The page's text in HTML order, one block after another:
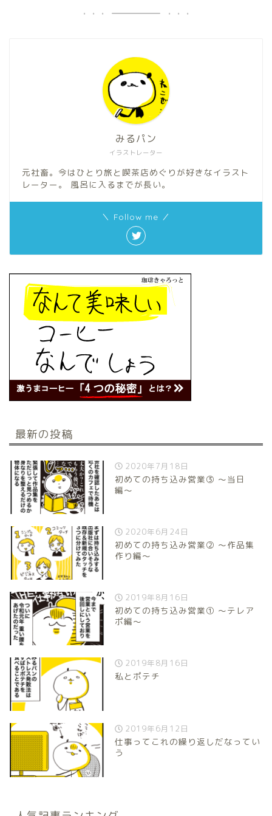
イラストレーター
みるパン
元社畜。今はひとり旅と喫茶店めぐりが好きなイラスト
レーター。 風呂に入るまでが長い。
＼ Follow me ／
最新の投稿
2020年7月18日
初めての持ち込み営業③ 〜当日
編〜
2020年6月24日
初めての持ち込み営業② 〜作品集
作り編〜
2019年8月16日
初めての持ち込み営業① 〜テレア
ポ編〜
2019年8月16日
私とポテチ
2019年6月12日
仕事ってこれの繰り返しだなってい
う